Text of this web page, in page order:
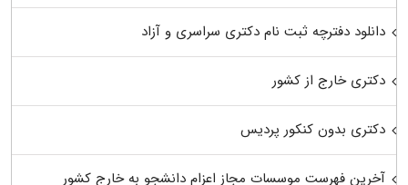
دانلود دفترچه ثبت نام دکتری سراسری و آزاد
دکتری خارج از کشور
دکتری بدون کنکور پردیس
آخرین فهرست موسسات مجاز اعزام دانشجو به خارج کشور